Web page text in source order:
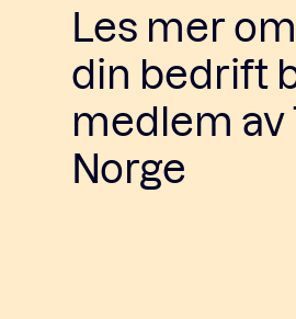
Les mer
din bedrift
medlem av
Norge